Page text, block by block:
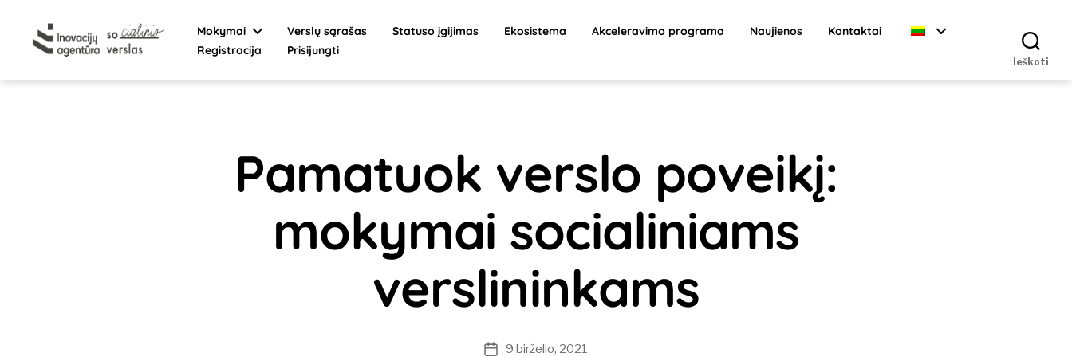
verslas
Mokymai Verslų sąrašas Statuso įgijimas Ekosistema Akceleravimo programa Naujienos
Kontaktai
Registracija
Prisijungti
Ieškoti
Pamatuok verslo poveikį:
mokymai socialiniams
verslininkams
Įrašo9 birželio, 2021